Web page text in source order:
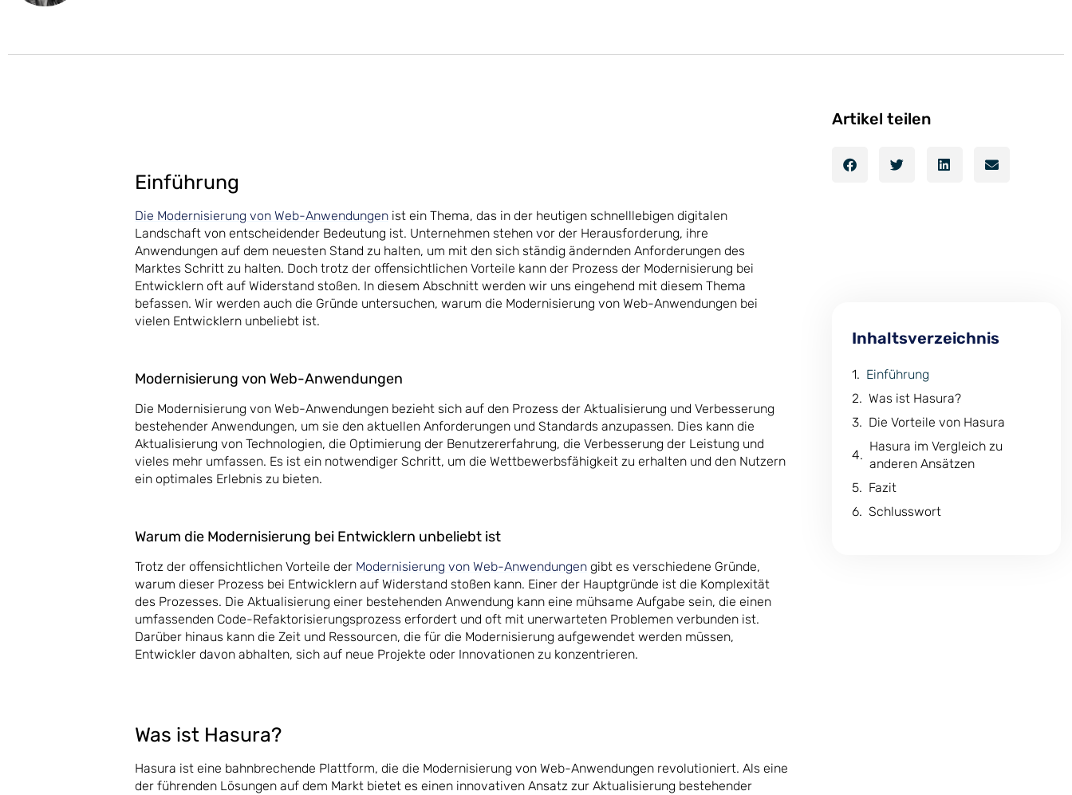
Einführung
Die Modernisierung von Web-Anwendungenist ein Thema, das in der heutigen schnelllebigen digitalen
Landschaft von entscheidender Bedeutung ist. Unternehmen stehen vor der Herausforderung, ihre
Anwendungen auf dem neuesten Stand zu halten, um mit den sich ständig ändernden Anforderungen des
Marktes Schritt zu halten. Doch trotz der offensichtlichen Vorteile kann der Prozess der Modernisierung bei
Entwicklern oft auf Widerstand stoßen. In diesem Abschnitt werden wir uns eingehend mit diesem Thema
befassen. Wir werden auch die Gründe untersuchen, warum die Modernisierung von Web-Anwendungen bei
vielen Entwicklern unbeliebt ist.
Modernisierung von Web-Anwendungen
Die Modernisierung von Web-Anwendungen bezieht sich auf den Prozess der Aktualisierung und Verbesserung
bestehender Anwendungen, um sie den aktuellen Anforderungen und Standards anzupassen. Dies kann die
Aktualisierung von Technologien, die Optimierung der Benutzererfahrung, die Verbesserung der Leistung und
vieles mehr umfassen. Es ist ein notwendiger Schritt, um die Wettbewerbsfähigkeit zu erhalten und den Nutzern
ein optimales Erlebnis zu bieten.
Warum die Modernisierung bei Entwicklern unbeliebt ist
Trotz der offensichtlichen Vorteile der Modernisierung von Web-Anwendungengibt es verschiedene Gründe,
warum dieser Prozess bei Entwicklern auf Widerstand stoßen kann. Einer der Hauptgründe ist die Komplexität
des Prozesses. Die Aktualisierung einer bestehenden Anwendung kann eine mühsame Aufgabe sein, die einen
umfassenden Code-Refaktorisierungsprozess erfordert und oft mit unerwarteten Problemen verbunden ist.
Darüber hinaus kann die Zeit und Ressourcen, die für die Modernisierung aufgewendet werden müssen,
Entwickler davon abhalten, sich auf neue Projekte oder Innovationen zu konzentrieren.
Was ist Hasura?
Hasura ist eine bahnbrechende Plattform, die die Modernisierung von Web-Anwendungen revolutioniert. Als eine
der führenden Lösungen auf dem Markt bietet es einen innovativen Ansatz zur Aktualisierung bestehender
Artikel teilen
Inhaltsverzeichnis
Einführung
Was ist Hasura?
Die Vorteile von Hasura
Hasura im Vergleich zu
anderen Ansätzen
Fazit
Schlusswort